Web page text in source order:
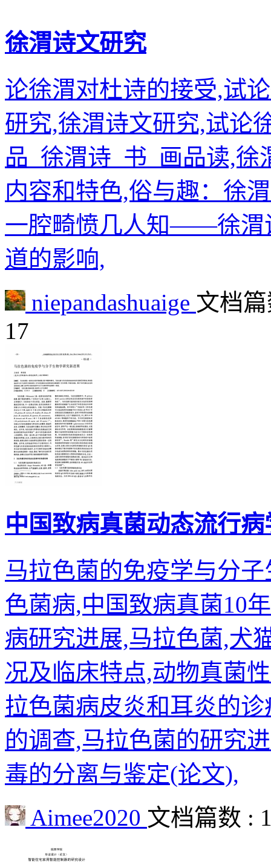
徐渭诗文研究
论徐渭对杜诗的接受,试
研究,徐渭诗文研究,试论
品_徐渭诗_书_画品读,
内容和特色,俗与趣：徐
一腔畸愤几人知——徐渭
道的影响,
niepandashuaige 文档
17
中国致病真菌动态流行
马拉色菌的免疫学与分
色菌病,中国致病真菌10
病研究进展,马拉色菌,犬
况及临床特点,动物真菌
拉色菌病皮炎和耳炎的
的调查,马拉色菌的研究
毒的分离与鉴定(论文),
Aimee2020 文档篇数 :